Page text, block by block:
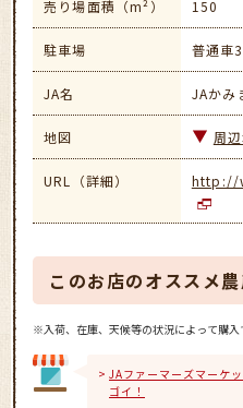
売り場面積（m²） 150
駐車場 普通車
JA名 JAかみ
地図 周
URL（詳細） http://
このお店のオススメ農
※入荷、在庫、天候等の状況によって購入
JAファーマーズマーケ
ゴイ！